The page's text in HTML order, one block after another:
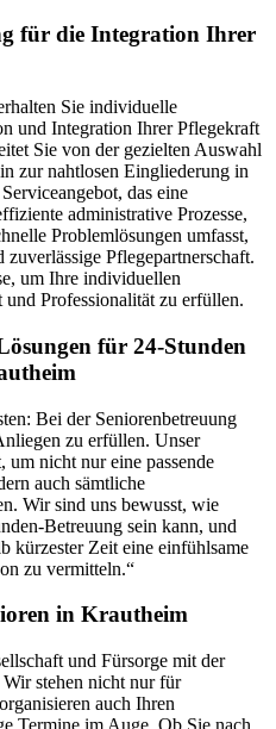
für die Integration Ihrer
Sie individuelle
und Integration Ihrer Pflegekraft
Sie von der gezielten Auswahl
zur nahtlosen Eingliederung in
das eine
administrative Prozesse,
Problemlösungen umfasst,
Pflegepartnerschaft.
um Ihre individuellen
Professionalität zu erfüllen.
für 24-Stunden
Bei der Seniorenbetreuung
zu erfüllen. Unser
um nicht nur eine passende
auch sämtliche
Wir sind uns bewusst, wie
Betreuung sein kann, und
kürzester Zeit eine einfühlsame
zu vermitteln.“
in Krautheim
und Fürsorge mit der
stehen nicht nur für
auch Ihren
Termine im Auge. Ob Sie nach